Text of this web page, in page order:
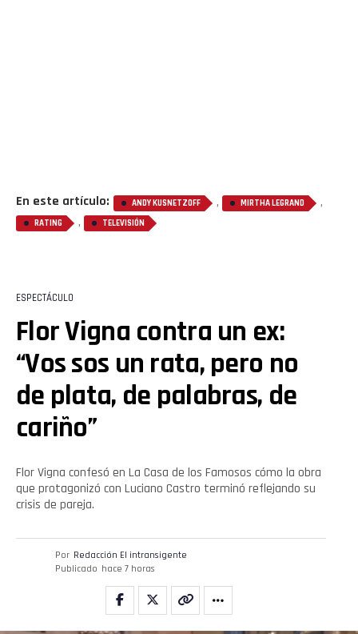
En este artículo: ANDY KUSNETZOFF , MIRTHA LEGRAND ,
RATING , TELEVISIÓN
ESPECTÁCULO
Flor Vigna contra un ex:
“Vos sos un rata, pero no
de plata, de palabras, de
cariño”
Flor Vigna confesó en La Casa de los Famosos cómo la obra
que protagonizó con Luciano Castro terminó reflejando su
crisis de pareja.
Por Redacción El intransigente
Publicado hace 7 horas